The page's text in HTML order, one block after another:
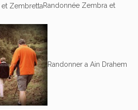
Randonnée Zembra et
Randonner a Ain Drahem